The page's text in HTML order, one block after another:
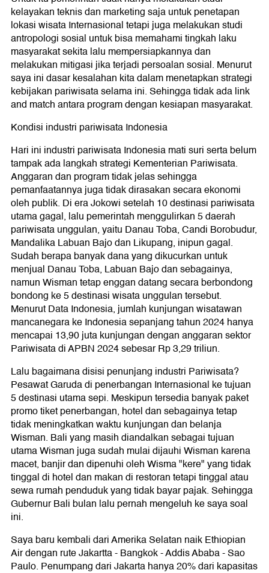
kelayakan teknis dan marketing saja untuk penetapan
lokasi wisata Internasional tetapi juga melakukan studi
antropologi sosial untuk bisa memahami tingkah laku
masyarakat sekita lalu mempersiapkannya dan
melakukan mitigasi jika terjadi persoalan sosial. Menurut
saya ini dasar kesalahan kita dalam menetapkan strategi
kebijakan pariwisata selama ini. Sehingga tidak ada link
and match antara program dengan kesiapan masyarakat.
Kondisi industri pariwisata Indonesia
Hari ini industri pariwisata Indonesia mati suri serta belum
tampak ada langkah strategi Kementerian Pariwisata.
Anggaran dan program tidak jelas sehingga
pemanfaatannya juga tidak dirasakan secara ekonomi
oleh publik. Di era Jokowi setelah 10 destinasi pariwisata
utama gagal, lalu pemerintah menggulirkan 5 daerah
pariwisata unggulan, yaitu Danau Toba, Candi Borobudur,
Mandalika Labuan Bajo dan Likupang, inipun gagal.
Sudah berapa banyak dana yang dikucurkan untuk
menjual Danau Toba, Labuan Bajo dan sebagainya,
namun Wisman tetap enggan datang secara berbondong
bondong ke 5 destinasi wisata unggulan tersebut.
Menurut Data Indonesia, jumlah kunjungan wisatawan
mancanegara ke Indonesia sepanjang tahun 2024 hanya
mencapai 13,90 juta kunjungan dengan anggaran sektor
Pariwisata di APBN 2024 sebesar Rp 3,29 triliun.
Lalu bagaimana disisi penunjang industri Pariwisata?
Pesawat Garuda di penerbangan Internasional ke tujuan
5 destinasi utama sepi. Meskipun tersedia banyak paket
promo tiket penerbangan, hotel dan sebagainya tetap
tidak meningkatkan waktu kunjungan dan belanja
Wisman. Bali yang masih diandalkan sebagai tujuan
utama Wisman juga sudah mulai dijauhi Wisman karena
macet, banjir dan dipenuhi oleh Wisma "kere" yang tidak
tinggal di hotel dan makan di restoran tetapi tinggal atau
sewa rumah penduduk yang tidak bayar pajak. Sehingga
Gubernur Bali bulan lalu pernah mengeluh ke saya soal
ini.
Saya baru kembali dari Amerika Selatan naik Ethiopian
Air dengan rute Jakartta - Bangkok - Addis Ababa - Sao
Paulo. Penumpang dari Jakarta hanya 20% dari kapasitas